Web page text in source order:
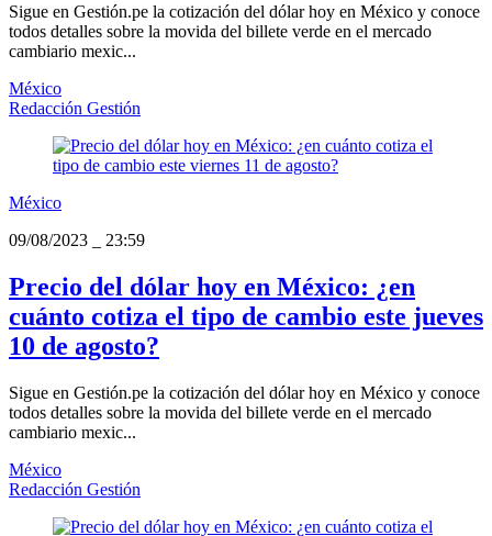
Sigue en Gestión.pe la cotización del dólar hoy en México y conoce
todos detalles sobre la movida del billete verde en el mercado
cambiario mexic...
México
Redacción Gestión
México
09/08/2023
23:59
Precio del dólar hoy en México: ¿en
cuánto cotiza el tipo de cambio este jueves
10 de agosto?
Sigue en Gestión.pe la cotización del dólar hoy en México y conoce
todos detalles sobre la movida del billete verde en el mercado
cambiario mexic...
México
Redacción Gestión